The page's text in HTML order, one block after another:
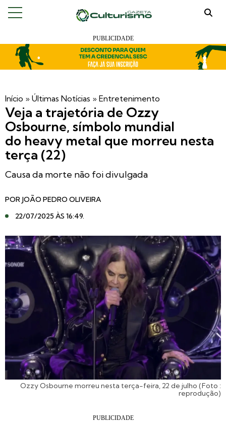
Início » Últimas Notícias » Entretenimento
Veja a trajetória de Ozzy
Osbourne, símbolo mundial
do heavy metal que morreu nesta
terça (22)
Causa da morte não foi divulgada
POR JOÃO PEDRO OLIVEIRA
22/07/2025 ÀS 16:49.
Ozzy Osbourne morreu nesta terça-feira, 22 de julho (Foto :
reprodução)